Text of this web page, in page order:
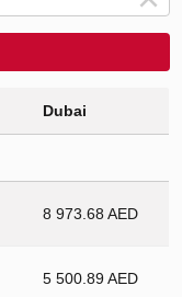
Dubai
8 973.68 AED
5 500.89 AED